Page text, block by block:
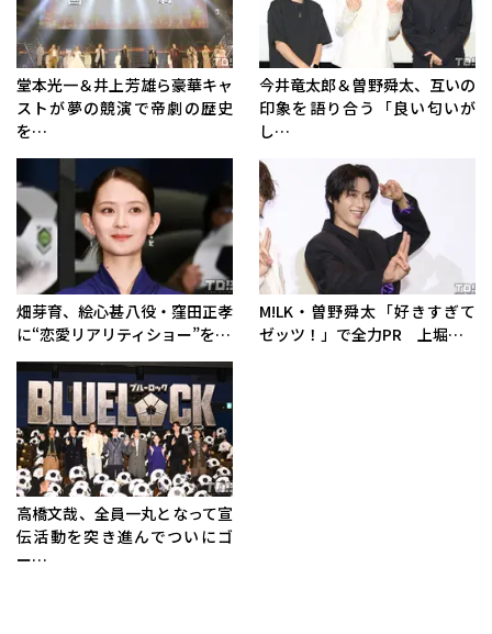
堂本光一＆井上芳雄ら豪華キャ
ストが夢の競演で帝劇の歴史
を…
今井竜太郎＆曽野舜太、互いの
印象を語り合う「良い匂いが
し…
畑芽育、絵心甚八役・窪田正孝
に“恋愛リアリティショー”を…
M!LK・曽野舜太「好きすぎて
ゼッツ！」で全力PR 上堀…
高橋文哉、全員一丸となって宣
伝活動を突き進んでついにゴ
ー…